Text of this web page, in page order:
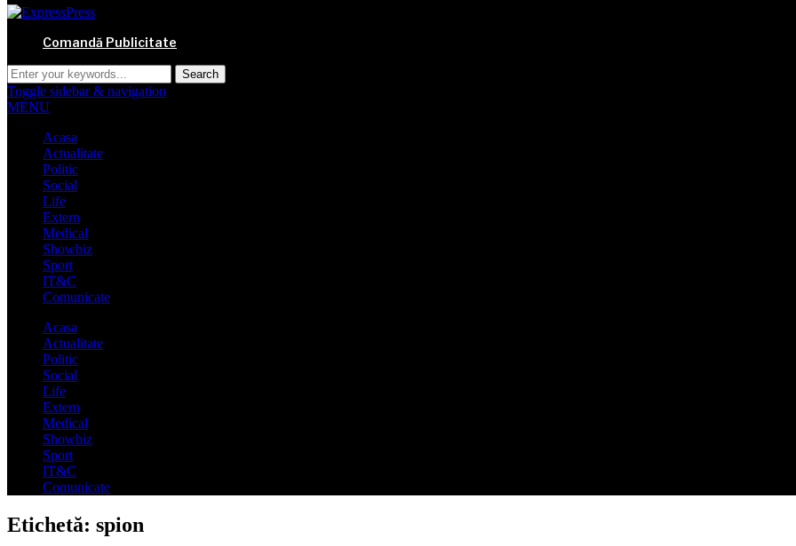
Comandă Publicitate
Toggle sidebar & navigation
MENU
Acasa
Actualitate
Politic
Social
Life
Extern
Medical
Showbiz
Sport
IT&C
Comunicate
Acasa
Actualitate
Politic
Social
Life
Extern
Medical
Showbiz
Sport
IT&C
Comunicate
Etichetă: spion